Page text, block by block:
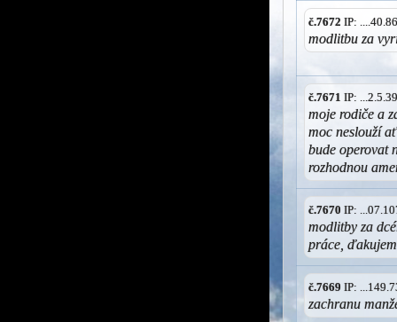
č.7672 IP:
modlitbu za
č.7671 IP:
moje rodiče a
moc neslouží
bude operovat
rozhodnou
č.7670 IP:
modlitby za
práce,
č.7669 IP:
zachranu